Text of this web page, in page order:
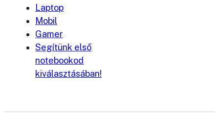
Laptop
Mobil
Gamer
Segítünk első
notebookod
kiválasztásában!